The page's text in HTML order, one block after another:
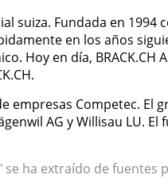
suiza. Fundada en
en los años
Hoy en día, BRACK.CH
empresas Competec. El
AG y Willisau LU.
ha extraído de fuentes